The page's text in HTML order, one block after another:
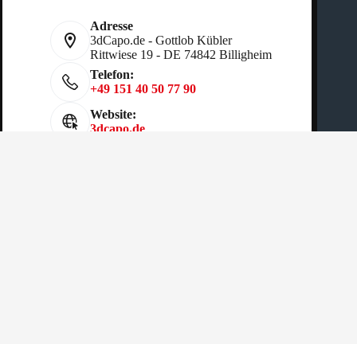
Adresse
3dCapo.de - Gottlob Kübler
Rittwiese 19 - DE 74842 Billigheim
Telefon:
+49 151 40 50 77 90
Website:
3dcapo.de